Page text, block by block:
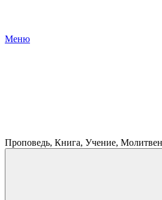
Меню
Проповедь, Книга, Учение,